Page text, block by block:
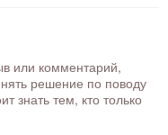
или комментарий,
решение по поводу
знать тем, кто только